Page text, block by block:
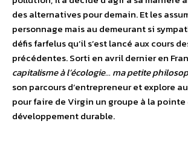
des alternatives pour demain. Et les
personnage mais au demeurant si
défis farfelus qu’il s’est lancé aux cours
précédentes. Sorti en avril dernier en
capitalisme à l’écologie… ma petite
son parcours d’entrepreneur et explore
pour faire de Virgin un groupe à la pointe
développement durable.